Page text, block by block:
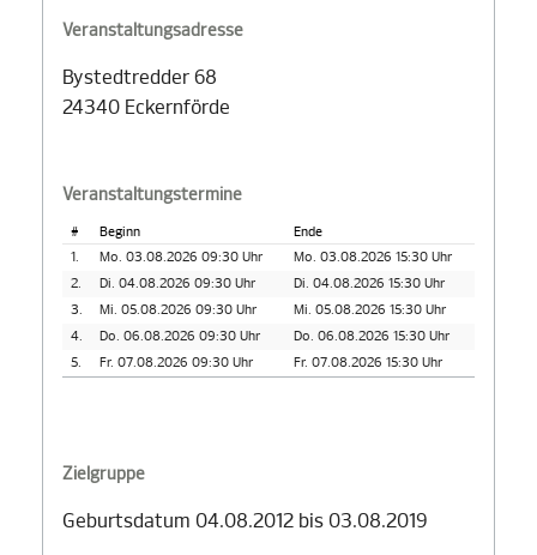
Veranstaltungsadresse
Bystedtredder 68
24340 Eckernförde
Veranstaltungstermine
# Beginn
Ende
1.
Mo. 03.08.2026 09:30 Uhr
Mo. 03.08.2026 15:30 Uhr
2.
Di. 04.08.2026 09:30 Uhr
Di. 04.08.2026 15:30 Uhr
3.
Mi. 05.08.2026 09:30 Uhr
Mi. 05.08.2026 15:30 Uhr
4.
Do. 06.08.2026 09:30 Uhr
Do. 06.08.2026 15:30 Uhr
5.
Fr. 07.08.2026 09:30 Uhr Fr. 07.08.2026 15:30 Uhr
Zielgruppe
Geburtsdatum 04.08.2012 bis 03.08.2019